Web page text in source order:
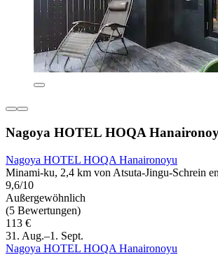
Nagoya HOTEL HOQA
Nagoya HOTEL HOQA Hanaironoyu
Minami-ku, 2,4 km von Atsuta-Jingu-Schrein
9,6/10
Außergewöhnlich
(5 Bewertungen)
113 €
31. Aug.–1. Sept.
Nagoya HOTEL HOQA Hanaironoyu